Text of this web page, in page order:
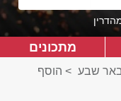
מתכונים
> הוסף